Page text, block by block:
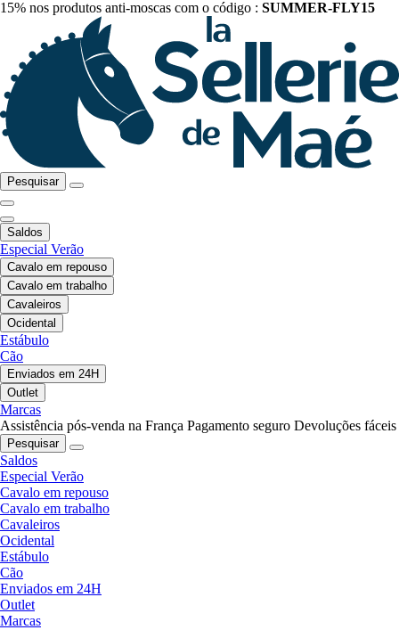
15% nos produtos anti-moscas com o código : SUMMER-FLY15
Pesquisar
Saldos
Especial Verão
Cavalo em repouso
Cavalo em trabalho
Cavaleiros
Ocidental
Estábulo
Cão
Enviados em 24H
Outlet
Marcas
Assistência pós-venda na França Pagamento seguro Devoluções fáceis
Pesquisar
Saldos
Especial Verão
Cavalo em repouso
Cavalo em trabalho
Cavaleiros
Ocidental
Estábulo
Cão
Enviados em 24H
Outlet
Marcas